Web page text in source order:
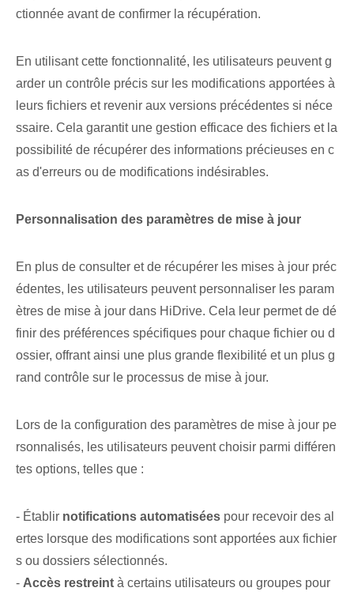
ctionnée avant de confirmer la récupération.
En utilisant cette fonctionnalité, les utilisateurs peuvent g
arder un contrôle précis sur les modifications apportées à
leurs fichiers et revenir aux versions précédentes si néce
ssaire. Cela garantit une gestion efficace des fichiers et la
possibilité de récupérer des informations précieuses en c
as d'erreurs ou de modifications indésirables.
Personnalisation des paramètres de mise à jour
En plus de consulter et de récupérer les mises à jour préc
édentes, les utilisateurs peuvent personnaliser les param
ètres de mise à jour dans HiDrive. Cela leur permet de dé
finir des préférences spécifiques pour chaque fichier ou d
ossier, offrant ainsi une plus grande flexibilité et un plus g
rand contrôle sur le processus de mise à jour.
Lors de la configuration des paramètres de mise à jour pe
rsonnalisés, les utilisateurs peuvent choisir parmi différen
tes options, telles que :
- Établir notifications automatisées pour recevoir des ⁢al
ertes lorsque des modifications sont apportées aux fichier
s ou dossiers sélectionnés⁤.
- Accès restreint à certains utilisateurs ou groupes pour